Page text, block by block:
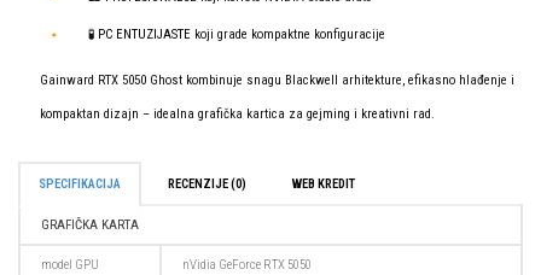
🧪 PC ENTUZIJASTE koji grade kompaktne konfiguracije
Gainward RTX 5050 Ghost kombinuje snagu Blackwell arhitekture, efikasno hlađenje i
kompaktan dizajn – idealna grafička kartica za gejming i kreativni rad.
SPECIFIKACIJA RECENZIJE (0) WEB KREDIT
GRAFIČKA KARTA
model GPU nVidia GeForce RTX 5050